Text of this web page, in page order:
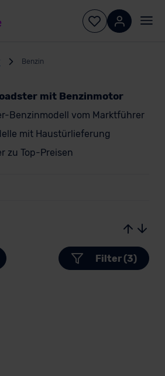
Benzin
mit Benzinmotor
Benzinmodell vom Marktführer
mit Haustürlieferung
zu Top-Preisen
Filter (3)